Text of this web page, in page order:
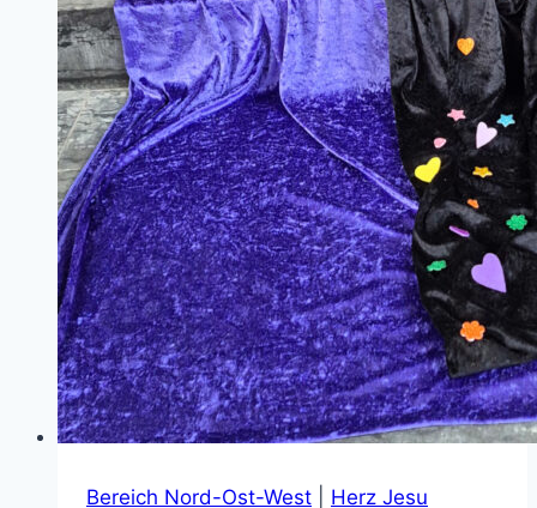
Bereich Nord-Ost-West Herz Jesu